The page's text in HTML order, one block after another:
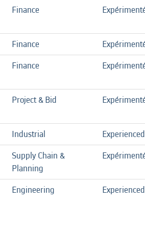
Finance
Finance
Finance
Project & Bid
Industrial Experienced
Supply Chain &
Planning
Engineering Experienced